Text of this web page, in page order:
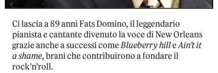
Ci lascia a 89 anni Fats Domino, il leggendario
pianista e cantante divenuto la voce di New Orleans
grazie anche a successi comeBlueberry hilleAin’t it
a shame, brani che contribuirono a fondare il
rock’n’roll.